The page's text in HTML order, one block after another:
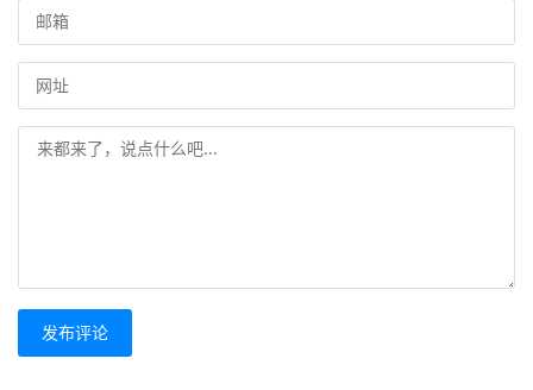
发布评论